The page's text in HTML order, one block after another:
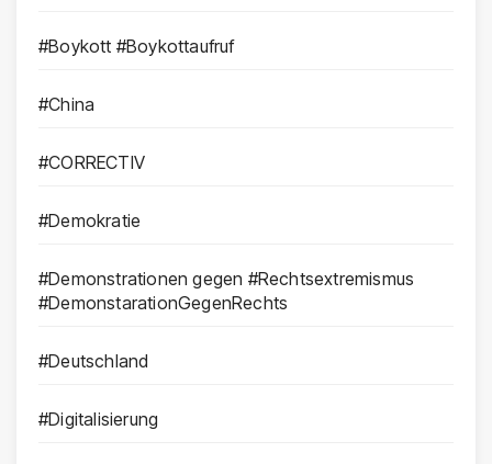
#Boykott #Boykottaufruf
#China
#CORRECTIV
#Demokratie
#Demonstrationen gegen #Rechtsextremismus
#DemonstarationGegenRechts
#Deutschland
#Digitalisierung